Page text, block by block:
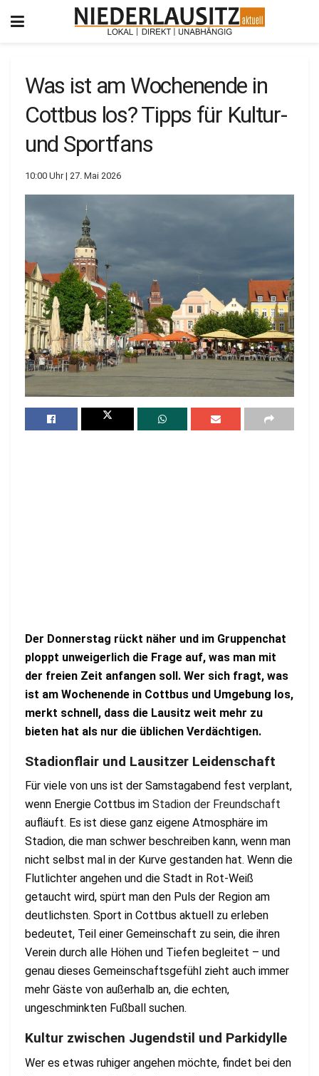
Was ist am Wochenende in
Cottbus los? Tipps für Kultur-
und Sportfans
10:00 Uhr | 27. Mai 2026
Der Donnerstag rückt näher und im Gruppenchat
ploppt unweigerlich die Frage auf, was man mit
der freien Zeit anfangen soll. Wer sich fragt, was
ist am Wochenende in Cottbus und Umgebung los,
merkt schnell, dass die Lausitz weit mehr zu
bieten hat als nur die üblichen Verdächtigen.
Stadionflair und Lausitzer Leidenschaft
Für viele von uns ist der Samstagabend fest verplant,
wenn Energie Cottbus im Stadion der Freundschaft
aufläuft. Es ist diese ganz eigene Atmosphäre im
Stadion, die man schwer beschreiben kann, wenn man
nicht selbst mal in der Kurve gestanden hat. Wenn die
Flutlichter angehen und die Stadt in Rot-Weiß
getaucht wird, spürt man den Puls der Region am
deutlichsten. Sport in Cottbus aktuell zu erleben
bedeutet, Teil einer Gemeinschaft zu sein, die ihren
Verein durch alle Höhen und Tiefen begleitet – und
genau dieses Gemeinschaftsgefühl zieht auch immer
mehr Gäste von außerhalb an, die echten,
ungeschminkten Fußball suchen.
Kultur zwischen Jugendstil und Parkidylle
Wer es etwas ruhiger angehen möchte, findet bei den